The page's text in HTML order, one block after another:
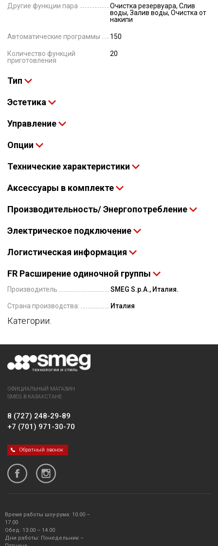
Другие функции пара
Очистка резервуара, Слив
воды, Залив воды, Очистка от
накипи
Автоматические программы 150
Количество функций
приготовления
20
Тип
Эстетика
Управление
Опции
Технические характеристики
Аксессуары в комплекте
Производительность/ Энергопотребление
Электрическое подключение
Логистическая информация
FR Расширение одиночной группы
Производитель SMEG S.p.A., Италия.
Страна производства: Италия
Категории:
ОФИЦИАЛЬНЫЙ МАГАЗИН
SMEG В КАЗАХСТАНЕ
8 (727) 248-29-89
+7 (701) 971-30-70
Обратный звонок
Время работы шоу-рума: 10.00 –
17.00
Обед: 13.00 – 14.00
Дни работы: Понедельник –